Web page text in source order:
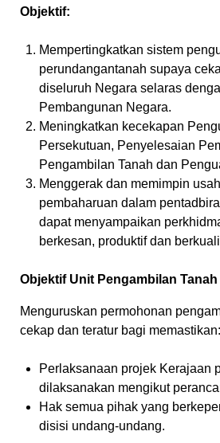
Objektif:
Mempertingkatkan sistem
perundangantanah supaya
diseluruh Negara selaras
Pembangunan Negara.
Meningkatkan kecekapan
Persekutuan, Penyelesaian
Pengambilan Tanah dan
Menggerak dan memimpin
pembaharuan dalam
dapat menyampaikan
berkesan, produktif dan
Objektif Unit Pengambilan Tanah
Menguruskan permohonan
cekap dan teratur bagi
Perlaksanaan projek Kerajaan
dilaksanakan mengikut
Hak semua pihak yang
disisi undang-undang.